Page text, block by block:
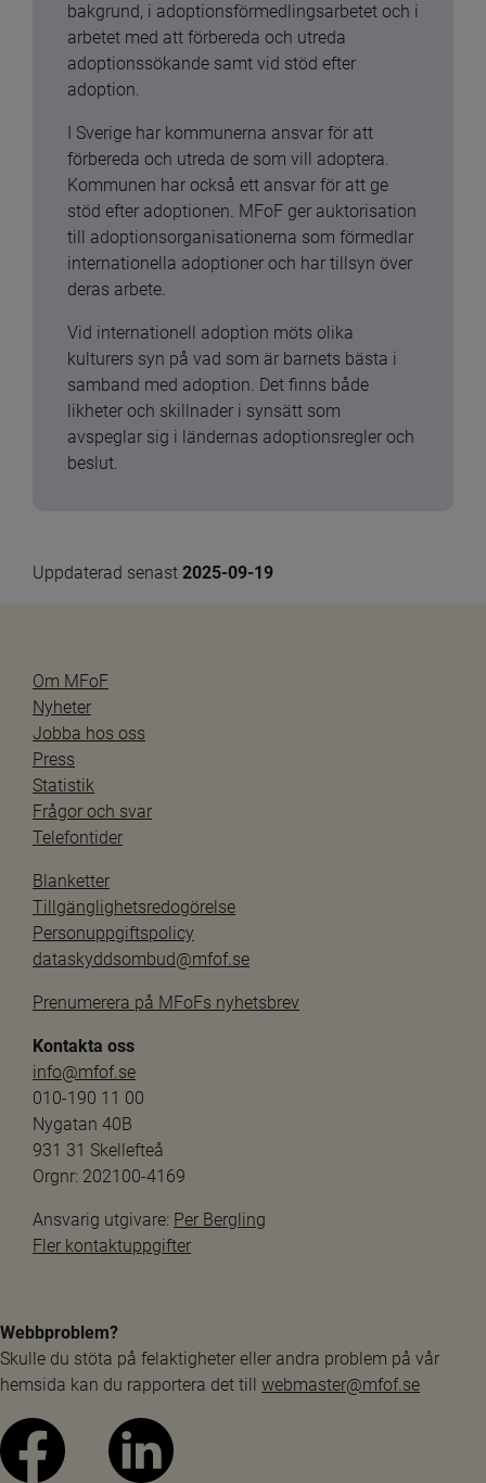
bakgrund, i adoptionsförmedlingsarbetet och i
arbetet med att förbereda och utreda
adoptionssökande samt vid stöd efter
adoption.
I Sverige har kommunerna ansvar för att
förbereda och utreda de som vill adoptera.
Kommunen har också ett ansvar för att ge
stöd efter adoptionen. MFoF ger auktorisation
till adoptionsorganisationerna som förmedlar
internationella adoptioner och har tillsyn över
deras arbete.
Vid internationell adoption möts olika
kulturers syn på vad som är barnets bästa i
samband med adoption. Det finns både
likheter och skillnader i synsätt som
avspeglar sig i ländernas adoptionsregler och
beslut.
Uppdaterad senast 2025-09-19
Om MFoF
Nyheter
Jobba hos oss
Press
Statistik
Frågor och svar
Telefontider
Blanketter
Tillgänglighetsredogörelse
Personuppgiftspolicy
dataskyddsombud@mfof.se
Prenumerera på MFoFs nyhetsbrev
Kontakta oss
info@mfof.se
010-190 11 00
Nygatan 40B
931 31 Skellefteå
Orgnr: 202100-4169
Ansvarig utgivare: Per Bergling
Fler kontaktuppgifter
Webbproblem?
Skulle du stöta på felaktigheter eller andra problem på vår
hemsida kan du rapportera det till webmaster@mfof.se